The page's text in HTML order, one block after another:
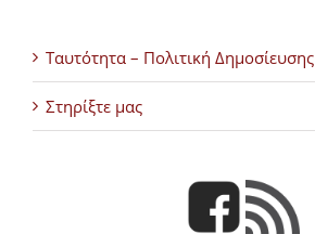
Ταυτότητα – Πολιτική Δημοσίευσης
Στηρίξτε μας